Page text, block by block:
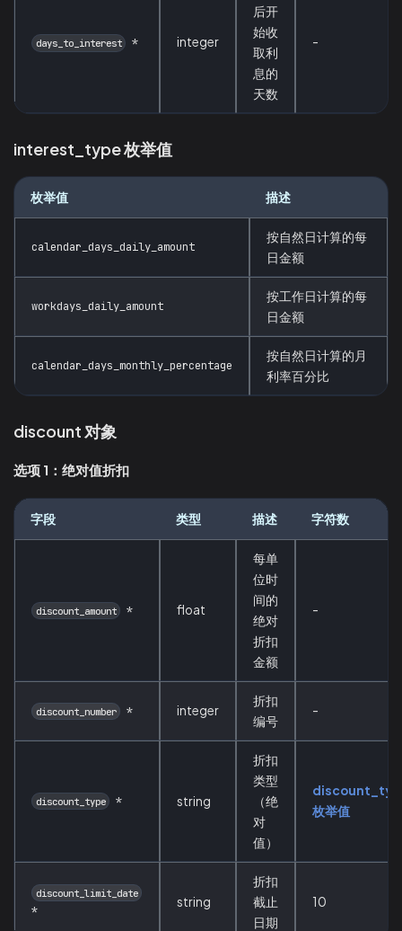
days_to_interest * integer
后开
始收
取利
息的
天数
-
interest_type 枚举值
枚举值 描述
calendar_days_daily_amount
按自然日计算的每
日金额
workdays_daily_amount
按工作日计算的每
日金额
calendar_days_monthly_percentage
按自然日计算的月
利率百分比
discount 对象
选项 1：绝对值折扣
字段 类型 描述 字符数
discount_amount * float
每单
位时
间的
绝对
折扣
金额
-
discount_number * integer
折扣
编号
-
discount_type * string
折扣
类型
（绝
对
值）
枚举值
discount_limit_date
*
string
折扣
截止
日期
10